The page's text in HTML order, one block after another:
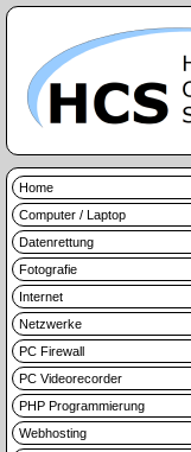
Home
Computer / Laptop
Datenrettung
Fotografie
Internet
Netzwerke
PC Firewall
PC Videorecorder
PHP Programmierung
Webhosting